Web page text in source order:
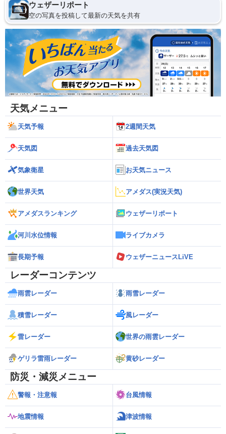
ウェザーリポート
空の写真を投稿して最新の天気を共有
天気メニュー
天気予報 2週間天気
天気図 過去天気図
気象衛星 お天気ニュース
世界天気 アメダス(実況天気)
アメダスランキング ウェザーリポート
河川水位情報 ライブカメラ
長期予報 ウェザーニュースLiVE
レーダーコンテンツ
雨雲レーダー 雨雪レーダー
積雪レーダー 風レーダー
雷レーダー 世界の雨雲レーダー
ゲリラ雷雨レーダー 黄砂レーダー
防災・減災メニュー
警報・注意報 台風情報
地震情報 津波情報